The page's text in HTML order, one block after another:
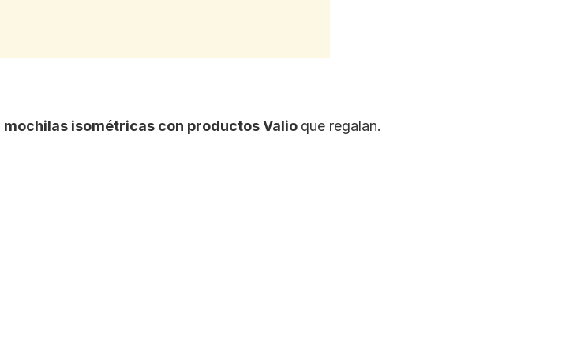
mochilas isométricas con productos Valio que regalan.